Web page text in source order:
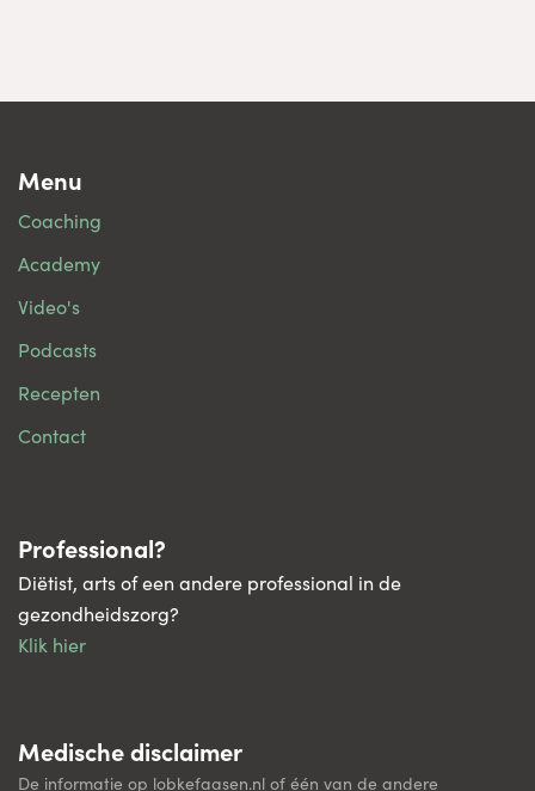
Menu
Coaching
Academy
Video's
Podcasts
Recepten
Contact
Professional?
Diëtist, arts of een andere professional in de
gezondheidszorg?
Klik hier
Medische disclaimer
De informatie op lobkefaasen.nl of één van de andere